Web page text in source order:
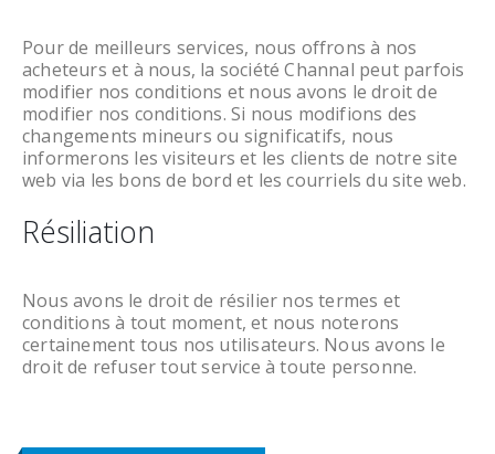
Pour de meilleurs services, nous offrons à nos
acheteurs et à nous, la société Channal peut parfois
modifier nos conditions et nous avons le droit de
modifier nos conditions. Si nous modifions des
changements mineurs ou significatifs, nous
informerons les visiteurs et les clients de notre site
web via les bons de bord et les courriels du site web.
Résiliation
Nous avons le droit de résilier nos termes et
conditions à tout moment, et nous noterons
certainement tous nos utilisateurs. Nous avons le
droit de refuser tout service à toute personne.